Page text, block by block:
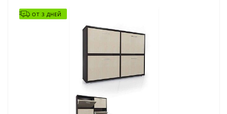
ОТ 3 ДНЕЙ